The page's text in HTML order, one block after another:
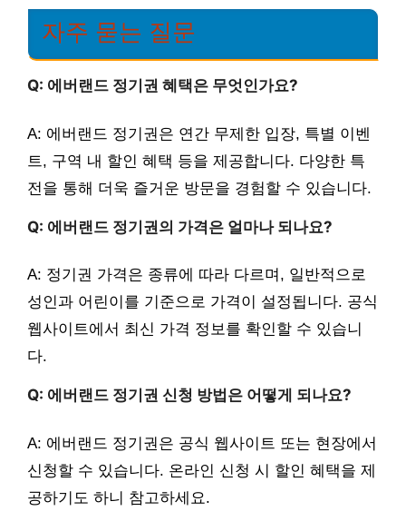
자주 묻는 질문
Q: 에버랜드 정기권 혜택은 무엇인가요?
A: 에버랜드 정기권은 연간 무제한 입장, 특별 이벤
트, 구역 내 할인 혜택 등을 제공합니다. 다양한 특
전을 통해 더욱 즐거운 방문을 경험할 수 있습니다.
Q: 에버랜드 정기권의 가격은 얼마나 되나요?
A: 정기권 가격은 종류에 따라 다르며, 일반적으로
성인과 어린이를 기준으로 가격이 설정됩니다. 공식
웹사이트에서 최신 가격 정보를 확인할 수 있습니
다.
Q: 에버랜드 정기권 신청 방법은 어떻게 되나요?
A: 에버랜드 정기권은 공식 웹사이트 또는 현장에서
신청할 수 있습니다. 온라인 신청 시 할인 혜택을 제
공하기도 하니 참고하세요.